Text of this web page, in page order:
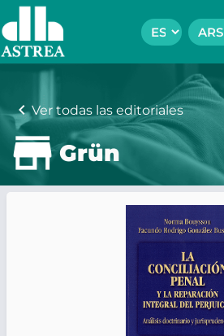
chevron_leftVer todas las editoriales
Grün